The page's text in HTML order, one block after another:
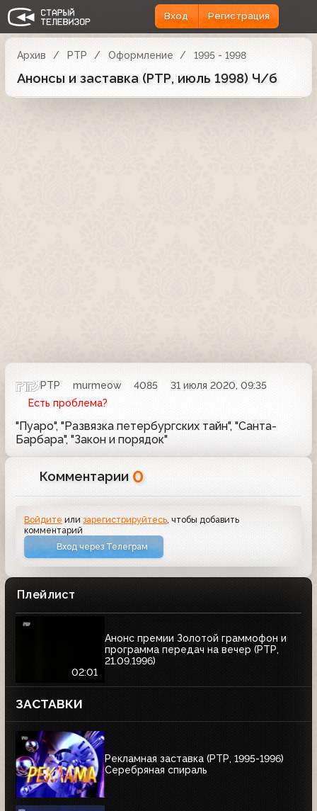
Вход Регистрация
Архив РТР Оформление 1995 - 1998
Анонсы и заставка (РТР, июль 1998) Ч/б
РТР murmeow 4085
31 июля 2020, 09:35
Есть проблема?
"Пуаро", "Развязка петербургских тайн", "Санта-
Барбара", "Закон и порядок"
Комментарии 0
Войдите илизарегистрируйтесь , чтобы добавить
комментарий
Вход через Телеграм
Плейлист
02:01
Анонс премии Золотой граммофон и
программа передач на вечер (РТР,
21.09.1996)
ЗАСТАВКИ
Рекламная заставка (РТР, 1995-1996)
Серебряная спираль